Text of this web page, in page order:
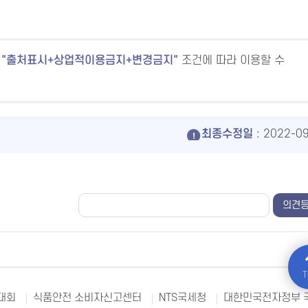
출처표시+상업적이용금지+변경금지
조건에 따라 이용할 수
최종수정일 : 2022-
회 식품안전 소비자신고센터 NTS국세청 대한민국전자정부